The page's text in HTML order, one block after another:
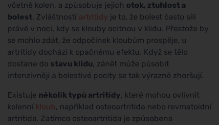
včetně kolen, a způsobuje jejich otok, ztuhlost a
bolest. Zvláštností artritidy je to, že bolest často sílí
právě v noci, kdy se klouby ocitnou v klidu. Přestože by
se mohlo zdát, že odpočinek kloubům prospěje, u
artritidy dochází k opačnému efektu. Když se tělo
dostane do stavu klidu, zánět může působit
intenzivněji a bolestivé pocity se tak výrazně zhoršují.
Existuje několik typů artritidy, které mohou ovlivnit
kolenní kloub, například osteoartritida nebo revmatoidní
artritida. Zatímco osteoartritida je způsobena